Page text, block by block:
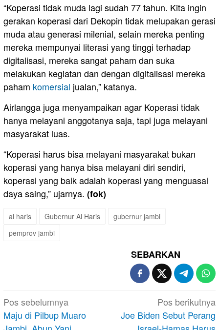
“Koperasi tidak muda lagi sudah 77 tahun. Kita ingin
gerakan koperasi dari Dekopin tidak melupakan gerasi
muda atau generasi milenial, selain mereka penting
mereka mempunyai literasi yang tinggi terhadap
digitalisasi, mereka sangat paham dan suka
melakukan kegiatan dan dengan digitalisasi mereka
paham komersial jualan,” katanya.
Airlangga juga menyampaikan agar Koperasi tidak
hanya melayani anggotanya saja, tapi juga melayani
masyarakat luas.
“Koperasi harus bisa melayani masyarakat bukan
koperasi yang hanya bisa melayani diri sendiri,
koperasi yang baik adalah koperasi yang menguasai
daya saing,” ujarnya. (fok)
al haris Gubernur Al Haris
gubernur jambi
pemprov jambi
SEBARKAN
Navigasi
pos
Pos sebelumnya
Maju di Pilbup Muaro
Pos berikutnya
Joe Biden Sebut Perang